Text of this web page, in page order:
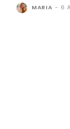
MARIA - 6